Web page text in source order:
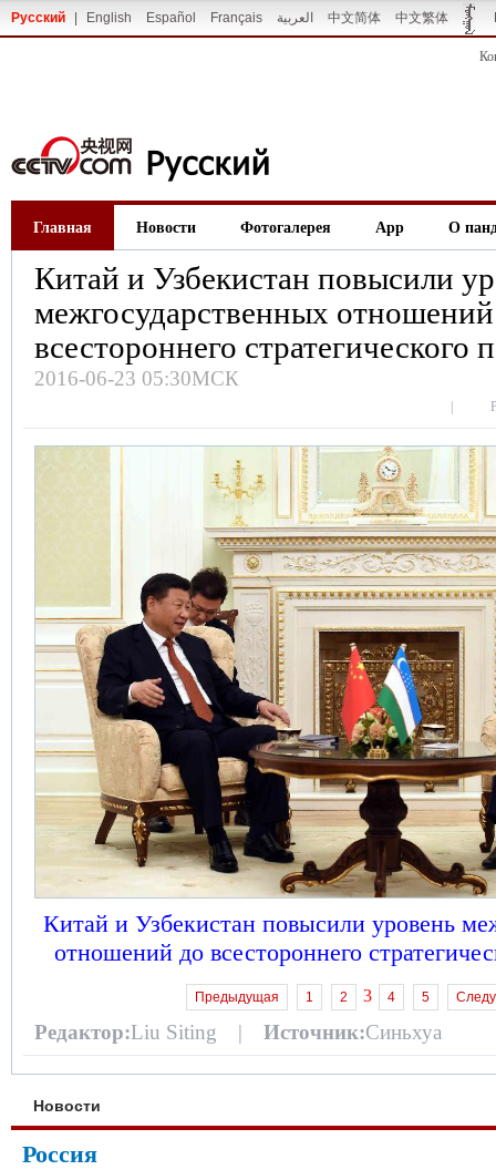
Русский English Español Français العربية 中文简体 中文繁体
Главная Новости Фотогалерея App О
Китай и Узбекистан повысили
межгосударственных
всестороннего стратегического
2016-06-23 05:30МСК
Китай и Узбекистан повысили уровень
отношений до всестороннего
Предыдущая 1 2 3 4 5
Редактор:Liu Siting | Источник:Синьхуа
Новости
Россия